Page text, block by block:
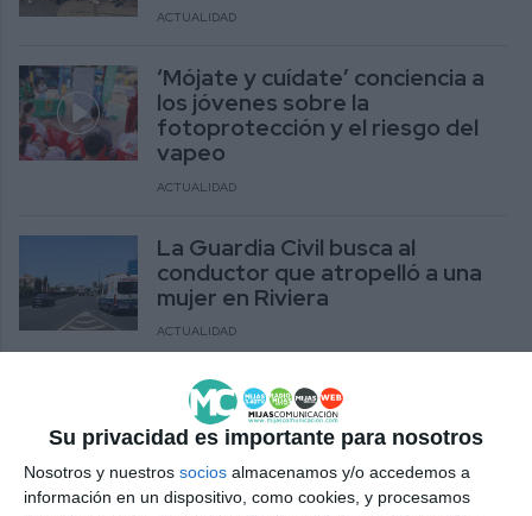
Su privacidad es importante para nosotros
Nosotros y nuestros socios almacenamos y/o accedemos a
información en un dispositivo, como cookies, y procesamos
ACTUALIDAD
‘Mójate y cuídate’ conciencia a
los jóvenes sobre la
fotoprotección y el riesgo del
vapeo
ACTUALIDAD
La Guardia Civil busca al
conductor que atropelló a una
mujer en Riviera
ACTUALIDAD
Juventud busca a jóvenes para
para participar en un curso de
formación de Erasmus
ACTUALIDAD